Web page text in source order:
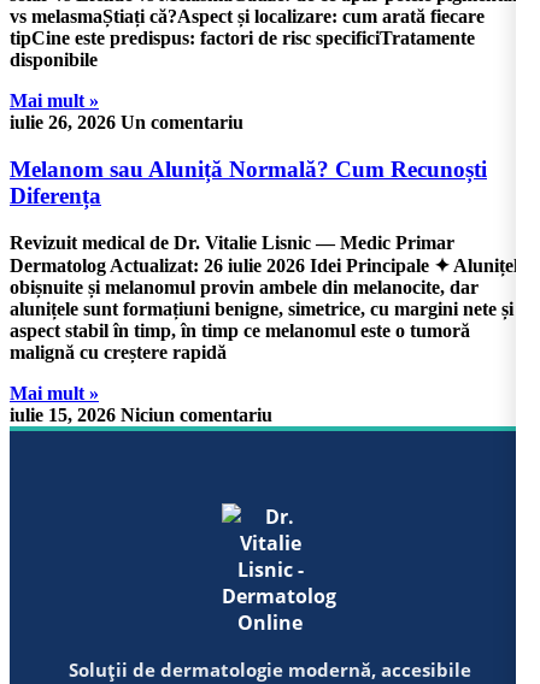
vs melasmaȘtiați că?Aspect și localizare: cum arată fiecare
tipCine este predispus: factori de risc specificiTratamente
disponibile
Mai mult »
iulie 26, 2026 Un comentariu
Melanom sau Aluniță Normală? Cum Recunoști
Diferența
Revizuit medical de Dr. Vitalie Lisnic — Medic Primar
Dermatolog Actualizat: 26 iulie 2026 Idei Principale ✦ Alunițele
obișnuite și melanomul provin ambele din melanocite, dar
alunițele sunt formațiuni benigne, simetrice, cu margini nete și
aspect stabil în timp, în timp ce melanomul este o tumoră
malignă cu creștere rapidă
Mai mult »
iulie 15, 2026 Niciun comentariu
Soluții de dermatologie modernă, accesibile